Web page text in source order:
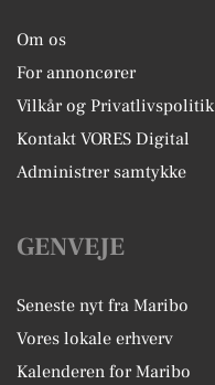
Om os
For annoncører
Vilkår og Privatlivspolitik
Kontakt VORES Digital
Administrer samtykke
GENVEJE
Seneste nyt fra Maribo
Vores lokale erhverv
Kalenderen for Maribo